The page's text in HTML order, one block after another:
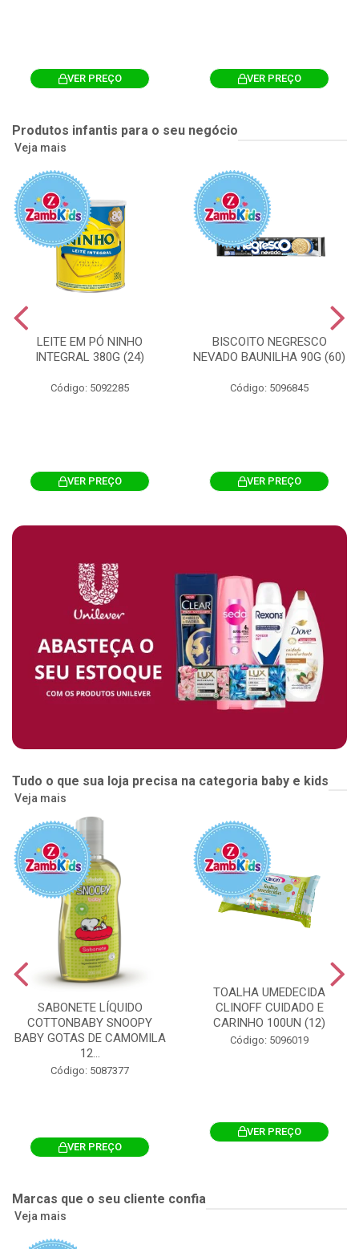
VER PREÇO VER PREÇO
Produtos infantis para o seu negócio
Veja mais
LEITE EM PÓ NINHO
INTEGRAL 380G (24)
Código: 5092285
VER PREÇO
BISCOITO NEGRESCO
NEVADO BAUNILHA 90G (60)
Código: 5096845
VER PREÇO
Tudo o que sua loja precisa na categoria baby e kids
Veja mais
SABONETE LÍQUIDO
COTTONBABY SNOOPY
BABY GOTAS DE CAMOMILA
12...
Código: 5087377
VER PREÇO
TOALHA UMEDECIDA
CLINOFF CUIDADO E
CARINHO 100UN (12)
Código: 5096019
VER PREÇO
Marcas que o seu cliente confia
Veja mais